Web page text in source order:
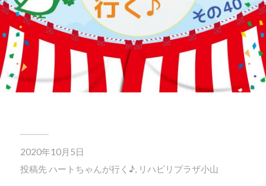
2020年10月5日
投稿先 ハートちゃんが行く♪, リハビリプラザ小山